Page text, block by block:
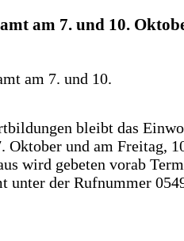
am 7. und 10.
bleibt das
Oktober und am Freitag,
wird gebeten vorab
unter der Rufnummer